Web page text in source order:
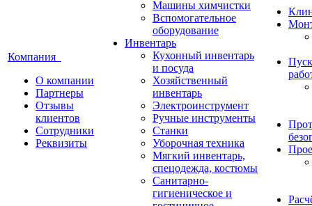
Компания
О компании
Партнеры
Отзывы
клиентов
Сотрудники
Реквизиты
Машины химчистки
Вспомогательное
оборудование
Инвентарь
Кухонный инвентарь
и посуда
Хозяйственный
инвентарь
Электроинструмент
Ручные инструменты
Станки
Уборочная техника
Мягкий инвентарь,
спецодежда, костюмы
Санитарно-
гигиеническое и